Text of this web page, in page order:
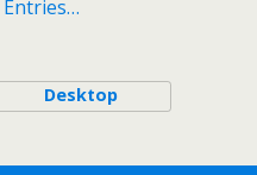
Desktop